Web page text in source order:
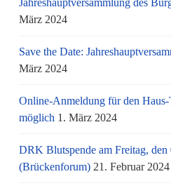
Jahreshauptversammlung des
März 2024
Save the Date:
März 2024
Online-Anmeldung für den
möglich 1. März 2024
DRK Blutspende am Freitag,
(Brückenforum) 21. Februar 2024